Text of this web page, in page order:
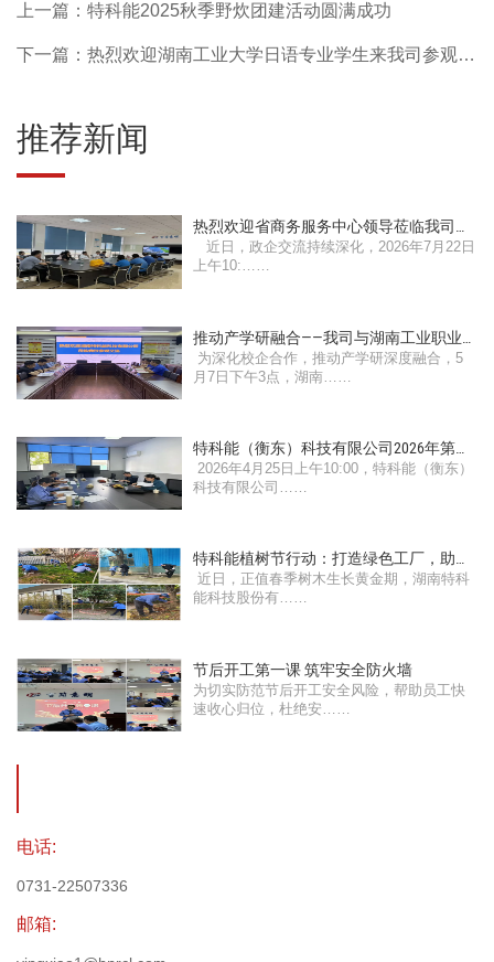
上一篇：特科能2025秋季野炊团建活动圆满成功
下一篇：热烈欢迎湖南工业大学日语专业学生来我司参观学
推荐新闻
热烈欢迎省商务服务中心领导莅临我司指
导工作！
近日，政企交流持续深化，2026年7月22日
上午10:……
推动产学研融合——我司与湖南工业职业
技术学院召开产学研交流会
为深化校企合作，推动产学研深度融合，5
月7日下午3点，湖南……
特科能（衡东）科技有限公司2026年第一
次董事会会议圆满成功
2026年4月25日上午10:00，特科能（衡东）
科技有限公司……
特科能植树节行动：打造绿色工厂，助力
树木焕发生机
近日，正值春季树木生长黄金期，湖南特科
能科技股份有……
节后开工第一课 筑牢安全防火墙
为切实防范节后开工安全风险，帮助员工快
速收心归位，杜绝安……
电话:
0731-22507336
邮箱: